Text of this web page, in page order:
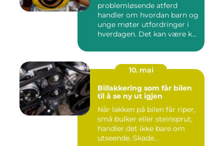
problemløsende atferd
handler om hvordan barn og
unge møter utfordringer i
hverdagen. Det kan være k...
10. mai
Billakkering som får bilen
til å se ny ut igjen
Når lakken på bilen får riper,
små bulker eller steinsprut,
handler det ikke bare om
utseende. Skade...